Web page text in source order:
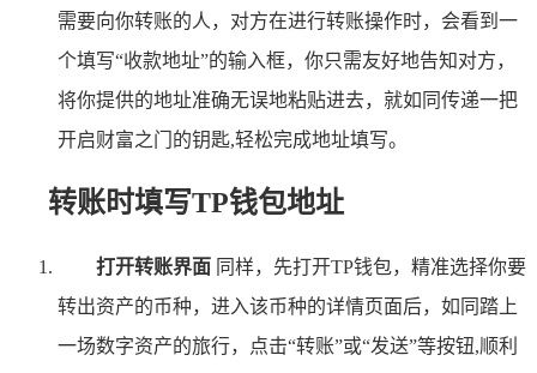
需要向你转账的人，对方在进行转账操作时，会看到一
个填写“收款地址”的输入框，你只需友好地告知对方，
将你提供的地址准确无误地粘贴进去，就如同传递一把
开启财富之门的钥匙,轻松完成地址填写。
转账时填写TP钱包地址
打开转账界面 同样，先打开TP钱包，精准选择你要
转出资产的币种，进入该币种的详情页面后，如同踏上
一场数字资产的旅行，点击“转账”或“发送”等按钮,顺利